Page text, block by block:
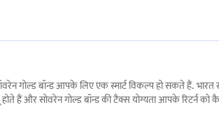
गोल्ड बॉन्ड आपके लिए एक स्मार्ट विकल्प हो सकते हैं.
हैं और सोवरेन गोल्ड बॉन्ड की टैक्स योग्यता आपके रिटर्न को